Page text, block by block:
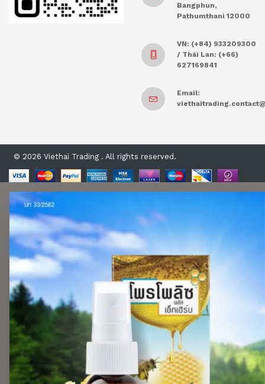
Bangphun,
Pathumthani 12000
VN: (+84) 933209300
/ Thái Lan: (+66)
627169841
Email:
© 2026 Viethai Trading . All rights reserved.